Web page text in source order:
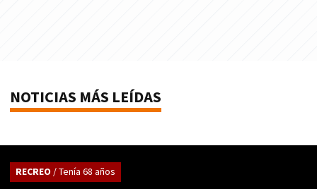
NOTICIAS MÁS LEÍDAS
RECREO / Tenía 68 años